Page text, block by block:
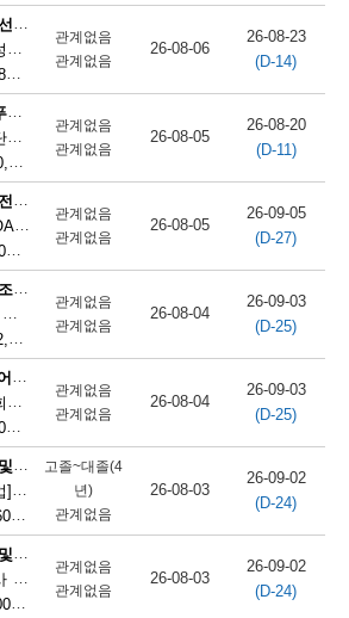
[취업 알선원]
)
관계없음
관계없음
26-08-06
26-08-23
(D-14)
[패스트푸드 준비원]
집
| 충청북도 단양군 단양읍 삼봉로 247
관계없음
관계없음
26-08-05
26-08-20
(D-11)
[사무용 전자기기 설치 및 수리원(컴퓨터 제외)]
모집
관계없음
관계없음
26-08-05
26-09-05
(D-27)
[주방 보조원(일반 음식점)]
| 충청북도 단양군 단양읍 별곡8길 6-1
관계없음
관계없음
26-08-04
26-09-03
(D-25)
[유치원·어린이집 급식 조리사]
용
관계없음
관계없음
26-08-04
26-09-03
(D-25)
[시멘트 및 광물제품 제조기 조작원]
모집
원 | 충청북도 단양군 매포읍 매포길 245
고졸~대졸(4
년)
관계없음
26-08-03
26-09-02
(D-24)
[시멘트 및 광물제품 제조기 조작원]
리
원 | 충청북도 단양군 매포읍 매포길 18
관계없음
관계없음
26-08-03
26-09-02
(D-24)